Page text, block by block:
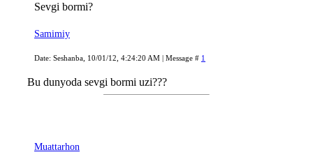
Sevgi bormi?
Samimiy
Date: Seshanba, 10/01/12, 4:24:20 AM | Message # 1
Bu dunyoda sevgi bormi uzi???
Muattarhon